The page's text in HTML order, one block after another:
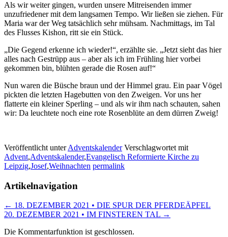
Als wir weiter gingen, wurden unsere Mitreisenden immer
unzufriedener mit dem langsamen Tempo. Wir ließen sie ziehen. Für
Maria war der Weg tatsächlich sehr mühsam. Nachmittags, im Tal
des Flusses Kishon, ritt sie ein Stück.
„Die Gegend erkenne ich wieder!“, erzählte sie. „Jetzt sieht das hier
alles nach Gestrüpp aus – aber als ich im Frühling hier vorbei
gekommen bin, blühten gerade die Rosen auf!“
Nun waren die Büsche braun und der Himmel grau. Ein paar Vögel
pickten die letzten Hagebutten von den Zweigen. Vor uns her
flatterte ein kleiner Sperling – und als wir ihm nach schauten, sahen
wir: Da leuchtete noch eine rote Rosenblüte an dem dürren Zweig!
Veröffentlicht unter Adventskalender Verschlagwortet mit
Advent,Adventskalender,Evangelisch Reformierte Kirche zu
Leipzig,Josef,Weihnachten permalink
Artikelnavigation
← 18. DEZEMBER 2021 • DIE SPUR DER PFERDEÄPFEL
20. DEZEMBER 2021 • IM FINSTEREN TAL →
Die Kommentarfunktion ist geschlossen.